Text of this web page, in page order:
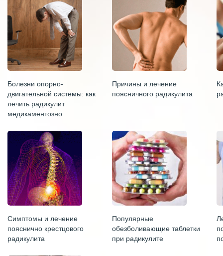
Болезни опорно-
двигательной системы: как
лечить радикулит
медикаментозно
Причины и лечение
поясничного радикулита
Симптомы и лечение
пояснично крестцового
радикулита
Популярные
обезболивающие таблетки
при радикулите